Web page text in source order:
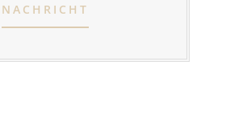
NACHRICHT